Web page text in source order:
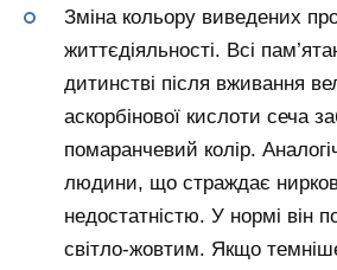
Зміна кольору виведених
життєдіяльності. Всі
дитинстві після вживання
аскорбінової кислоти сеча
помаранчевий колір.
людини, що страждає
недостатністю. У нормі він
світло-жовтим. Якщо